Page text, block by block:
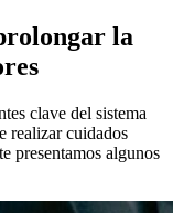
la
clave del sistema
realizar cuidados
presentamos algunos